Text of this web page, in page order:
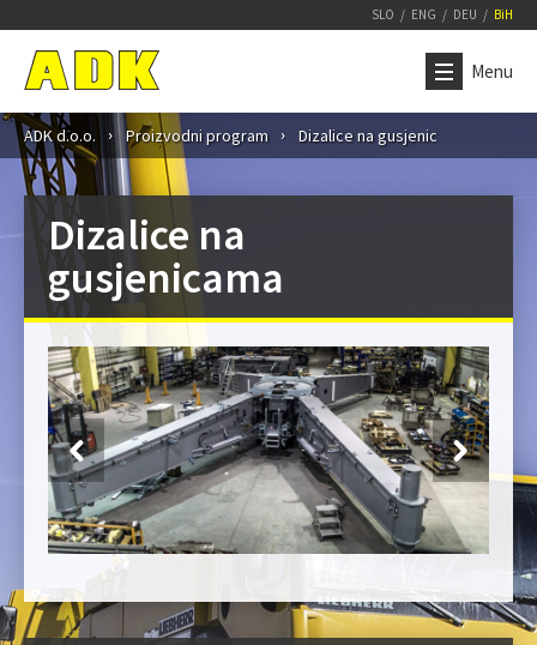
SLO ENG DEU BiH
Menu
ADK d.o.o. Proizvodni program Dizalice na gusjenic
Dizalice na
gusjenicama